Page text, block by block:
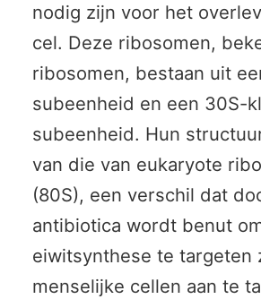
nodig zijn voor het
cel. Deze ribosomen,
ribosomen, bestaan uit
subeenheid en een 30S-
subeenheid. Hun
van die van eukaryote
(80S), een verschil dat
antibiotica wordt benut
eiwitsynthese te targeten
menselijke cellen aan te